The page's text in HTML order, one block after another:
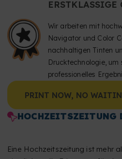
ERSTKLASSIGE
Wir arbeiten mit
Navigator und Color
nachhaltigen Tinten
Drucktechnologie,
professionelles
PRINT NOW, NO
HOCHZEITSZEITUNG
Eine Hochzeitszeitung ist mehr